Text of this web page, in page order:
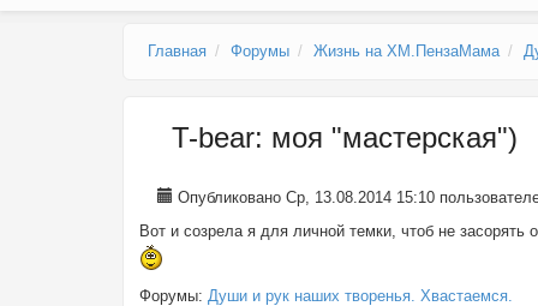
Главная Форумы Жизнь на ХМ.ПензаМама
T-bear: моя "мастерская")
Опубликовано Ср, 13.08.2014 15:10
Вот и созрела я для личной темки, чтоб не
Форумы: Души и рук наших творенья. Хвастаемся.